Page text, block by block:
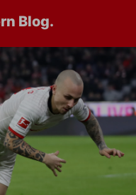
Blog.